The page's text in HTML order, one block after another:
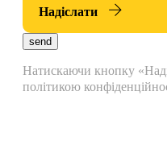
Надіслати
send
Натискаючи кнопку
політикою